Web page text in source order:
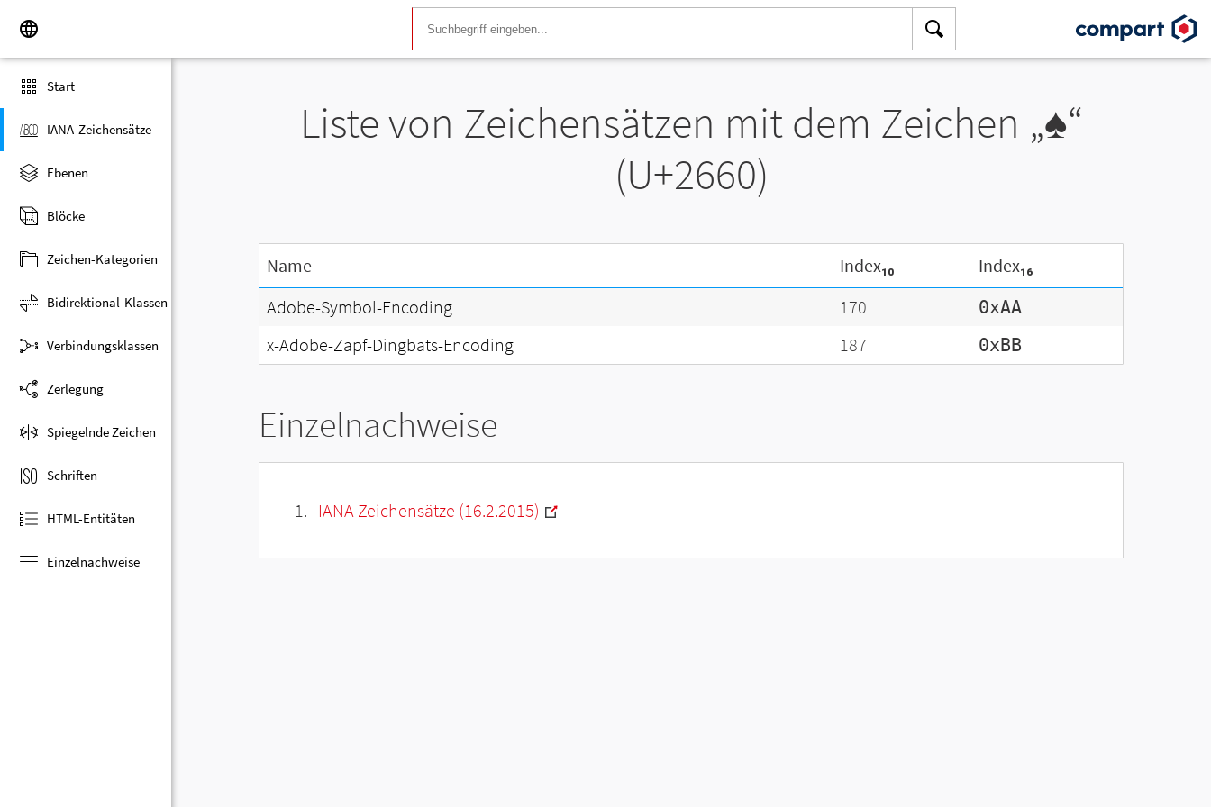
Start
IANA-Zeichensätze
Ebenen
Blöcke
Zeichen-Kategorien
Bidirektional-Klassen
Verbindungsklassen
Zerlegung
Spiegelnde Zeichen
Schriften
HTML-Entitäten
Einzelnachweise
Liste von Zeichensätzen mit dem Zeichen „♠“
(U+2660)
Name Index₁₀
Index₁₆
Adobe-Symbol-Encoding
170 0xAA
x-Adobe-Zapf-Dingbats-Encoding 187 0xBB
Einzelnachweise
IANA Zeichensätze (16.2.2015)